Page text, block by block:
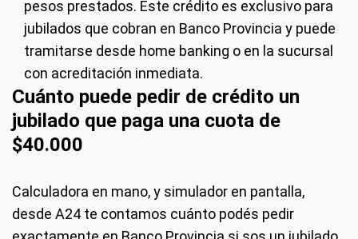
pesos prestados. Este crédito es exclusivo para
jubilados que cobran en Banco Provincia y puede
tramitarse desde home banking o en la sucursal
con acreditación inmediata.
Cuánto puede pedir de crédito un
jubilado que paga una cuota de
$40.000
Calculadora en mano, y simulador en pantalla,
desde A24 te contamos cuánto podés pedir